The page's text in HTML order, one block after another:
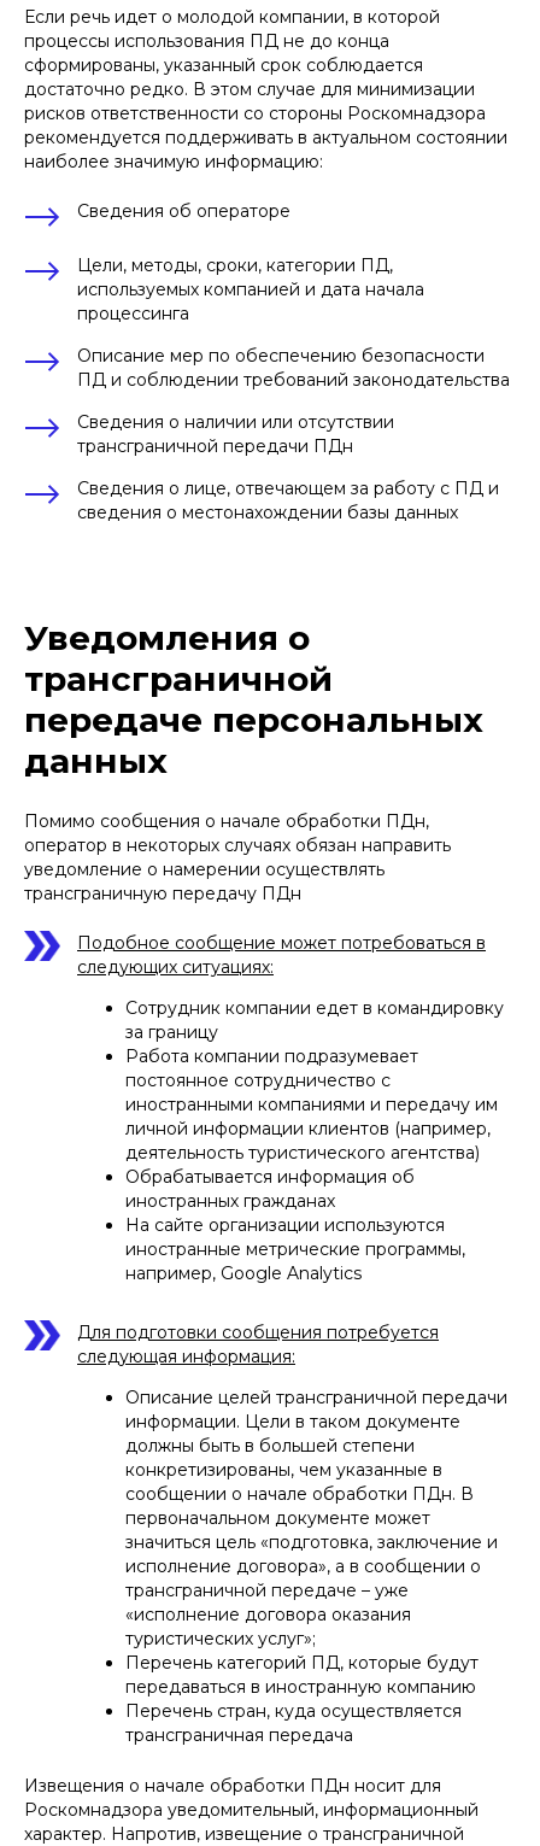
Если речь идет о молодой компании, в которой
процессы использования ПД не до конца
сформированы, указанный срок соблюдается
достаточно редко. В этом случае для минимизации
рисков ответственности со стороны Роскомнадзора
рекомендуется поддерживать в актуальном состоянии
наиболее значимую информацию:
Сведения об операторе
Цели, методы, сроки, категории ПД,
используемых компанией и дата начала
процессинга
Описание мер по обеспечению безопасности
ПД и соблюдении требований законодательства
Сведения о наличии или отсутствии
трансграничной передачи ПДн
Сведения о лице, отвечающем за работу с ПД и
сведения о местонахождении базы данных
Уведомления о
трансграничной
передаче персональных
данных
Помимо сообщения о начале обработки ПДн,
оператор в некоторых случаях обязан направить
уведомление о намерении осуществлять
трансграничную передачу ПДн
Подобное сообщение может потребоваться в
следующих ситуациях:
Сотрудник компании едет в командировку
за границу
Работа компании подразумевает
постоянное сотрудничество с
иностранными компаниями и передачу им
личной информации клиентов (например,
деятельность туристического агентства)
Обрабатывается информация об
иностранных гражданах
На сайте организации используются
иностранные метрические программы,
например, Google Analytics
Для подготовки сообщения потребуется
следующая информация:
Описание целей трансграничной передачи
информации. Цели в таком документе
должны быть в большей степени
конкретизированы, чем указанные в
сообщении о начале обработки ПДн. В
первоначальном документе может
значиться цель «подготовка, заключение и
исполнение договора», а в сообщении о
трансграничной передаче – уже
«исполнение договора оказания
туристических услуг»;
Перечень категорий ПД, которые будут
передаваться в иностранную компанию
Перечень стран, куда осуществляется
трансграничная передача
Извещения о начале обработки ПДн носит для
Роскомнадзора уведомительный, информационный
характер. Напротив, извещение о трансграничной
ПОДПИШИТЕСЬ НА НАШУ
РАССЫЛКУ ВАЖНЫХ
ЮРИДИЧЕСКИХ НОВОСТЕЙ
Подписаться на рассылку
Объясняем без «воды» и даем